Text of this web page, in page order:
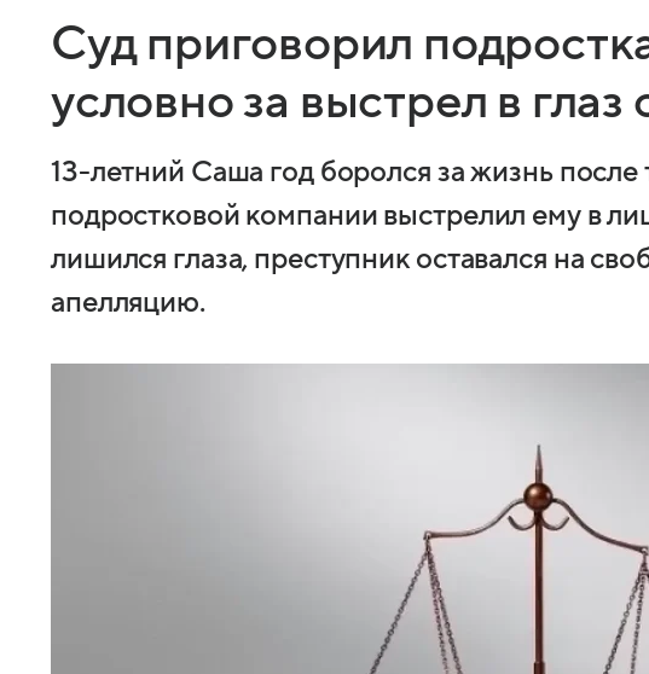
Суд приговорил
условно за выстрел в глаз
13-летний Саша год боролся за жизнь после
подростковой компании выстрелил ему в
лишился глаза, преступник оставался на
апелляцию.